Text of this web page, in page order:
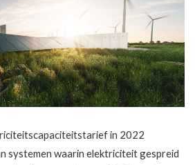
in 2022
systemen waarin elektriciteit gespreid